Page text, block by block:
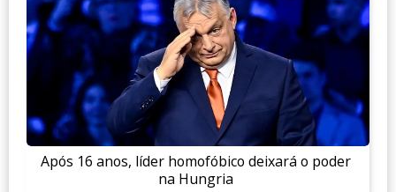
Após 16 anos, líder homofóbico deixará o poder
na Hungria